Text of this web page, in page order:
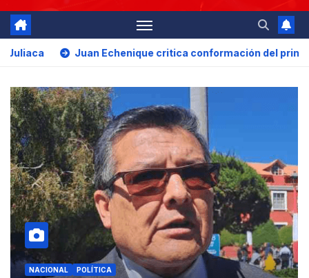
critica conformación del primer gabinete ministerial
NACIONAL POLÍTICA